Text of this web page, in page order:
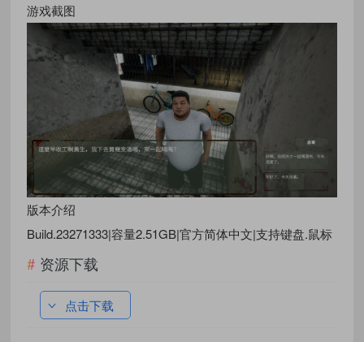
游戏截图
版本介绍
Build.23271333|容量2.51GB|官方简体中文|支持键盘.鼠标
资源下载
点击下载